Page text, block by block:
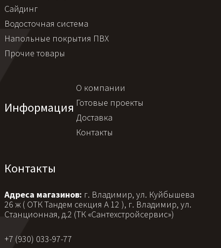
Сайдинг
Водосточная система
Напольные покрытия ПВХ
Прочие товары
Информация
О компании
Готовые проекты
Доставка
Контакты
Контакты
Адреса магазинов: г. Владимир, ул. Куйбышева
26 ж ( ОТК Тандем секция А 12 ), г. Владимир, ул.
Станционная, д.2 (ТК «Сантехстройсервис»)
+7 (930) 033-97-77